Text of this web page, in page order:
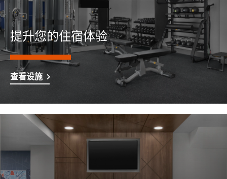
提升您的住宿体验
查看设施